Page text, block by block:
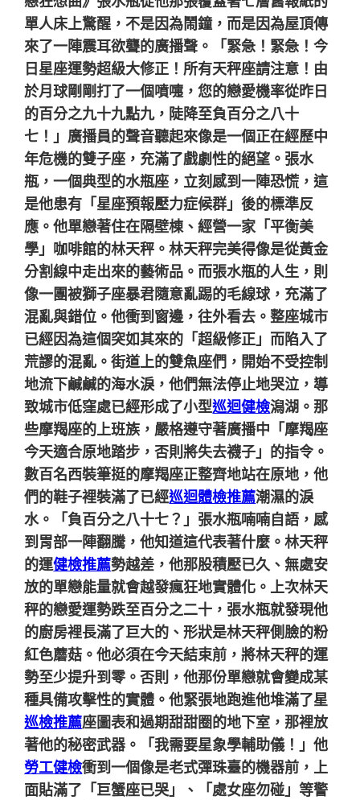
單人床上驚醒，不是因為鬧鐘，而是因為屋頂傳
來了一陣震耳欲聾的廣播聲。「緊急！緊急！今
日星座運勢超級大修正！所有天秤座請注意！由
於月球剛剛打了一個噴嚏，您的戀愛機率從昨日
的百分之九十九點九，陡降至負百分之八十
七！」廣播員的聲音聽起來像是一個正在經歷中
年危機的雙子座，充滿了戲劇性的絕望。張水
瓶，一個典型的水瓶座，立刻感到一陣恐慌，這
是他患有「星座預報壓力症候群」後的標準反
應。他單戀著住在隔壁棟、經營一家「平衡美
學」咖啡館的林天秤。林天秤完美得像是從黃金
分割線中走出來的藝術品。而張水瓶的人生，則
像一團被獅子座暴君隨意亂踢的毛線球，充滿了
混亂與錯位。他衝到窗邊，往外看去。整座城市
已經因為這個突如其來的「超級修正」而陷入了
荒謬的混亂。街道上的雙魚座們，開始不受控制
地流下鹹鹹的海水淚，他們無法停止地哭泣，導
致城市低窪處已經形成了小型巡迴健檢潟湖。那
些摩羯座的上班族，嚴格遵守著廣播中「摩羯座
今天適合原地踏步，否則將失去襪子」的指令。
數百名西裝筆挺的摩羯座正整齊地站在原地，他
們的鞋子裡裝滿了已經巡迴體檢推薦潮濕的淚
水。「負百分之八十七？」張水瓶喃喃自語，感
到胃部一陣翻騰，他知道這代表著什麼。林天秤
的運健檢推薦勢越差，他那股積壓已久、無處安
放的單戀能量就會越發瘋狂地實體化。上次林天
秤的戀愛運勢跌至百分之二十，張水瓶就發現他
的廚房裡長滿了巨大的、形狀是林天秤側臉的粉
紅色蘑菇。他必須在今天結束前，將林天秤的運
勢至少提升到零。否則，他那份單戀就會變成某
種具備攻擊性的實體。他緊張地跑進他堆滿了星
巡檢推薦座圖表和過期甜甜圈的地下室，那裡放
著他的秘密武器。「我需要星象學輔助儀！」他
勞工健檢衝到一個像是老式彈珠臺的機器前，上
面貼滿了「巨蟹座已哭」、「處女座勿碰」等警